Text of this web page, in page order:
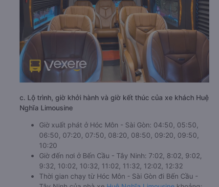
c. Lộ trình, giờ khởi hành và giờ kết thúc của xe khách Huệ
Nghĩa Limousine
Giờ xuất phát ở Hóc Môn - Sài Gòn: 04:50, 05:50,
06:50, 07:20, 07:50, 08:20, 08:50, 09:20, 09:50,
10:20
Giờ đến nơi ở Bến Cầu - Tây Ninh: 7:02, 8:02, 9:02,
9:32, 10:02, 10:32, 11:02, 11:32, 12:02, 12:32
Thời gian chạy từ Hóc Môn - Sài Gòn đi Bến Cầu -